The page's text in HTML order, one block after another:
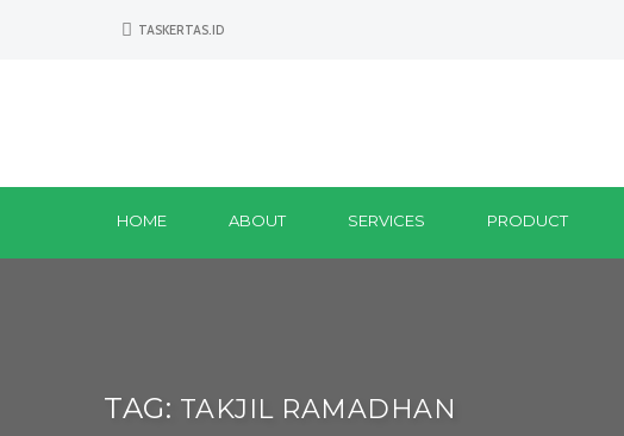
TASKERTAS.ID
HOME ABOUT SERVICES PRODUCT
TAG: TAKJIL RAMADHAN